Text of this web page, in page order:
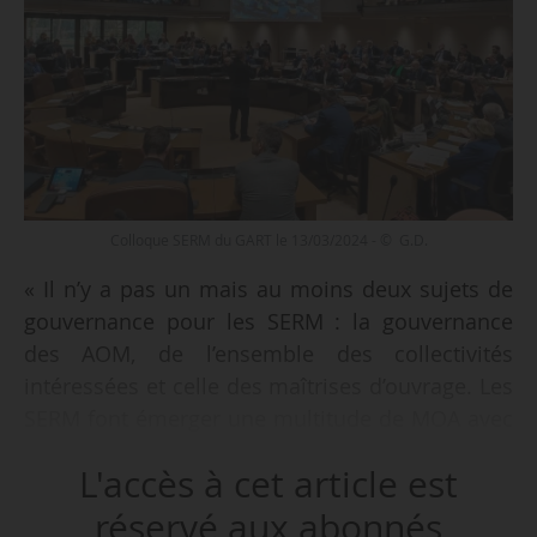
« Il n’y a pas un mais au moins deux sujets de
gouvernance pour les SERM : la gouvernance
commençons dans certaines régions, nous
avançons à tâtons en réunissant des comités de
L'accès à cet article est